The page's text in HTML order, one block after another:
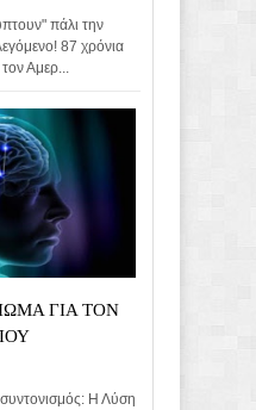
πάλι την
87 χρόνια
Αμερ...
ΓΙΑ ΤΟΝ
Η Λύση